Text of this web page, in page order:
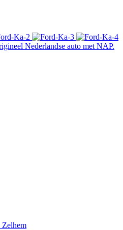
Nederlandse auto met NAP.
Zelhem